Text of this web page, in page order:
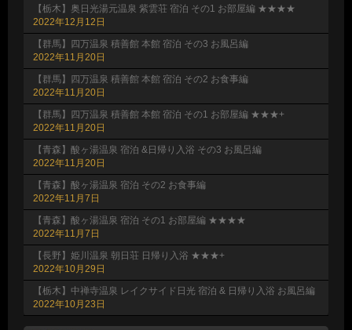
【栃木】奥日光湯元温泉 紫雲荘 宿泊 その1 お部屋編 ★★★★
2022年12月12日
【群馬】四万温泉 積善館 本館 宿泊 その3 お風呂編
2022年11月20日
【群馬】四万温泉 積善館 本館 宿泊 その2 お食事編
2022年11月20日
【群馬】四万温泉 積善館 本館 宿泊 その1 お部屋編 ★★★+
2022年11月20日
【青森】酸ヶ湯温泉 宿泊 &日帰り入浴 その3 お風呂編
2022年11月20日
【青森】酸ヶ湯温泉 宿泊 その2 お食事編
2022年11月7日
【青森】酸ヶ湯温泉 宿泊 その1 お部屋編 ★★★★
2022年11月7日
【長野】姫川温泉 朝日荘 日帰り入浴 ★★★+
2022年10月29日
【栃木】中禅寺温泉 レイクサイド日光 宿泊 & 日帰り入浴 お風呂編
2022年10月23日